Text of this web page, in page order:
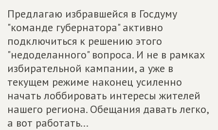
Предлагаю избравшейся в Госдуму
"команде губернатора" активно
подключиться к решению этого
"недоделанного" вопроса. И не в рамках
избирательной кампании, а уже в
текущем режиме наконец усиленно
начать лоббировать интересы жителей
нашего региона. Обещания давать легко,
а вот работать...